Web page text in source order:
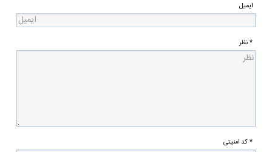
ایمیل
* نظر
* کد امنیتی